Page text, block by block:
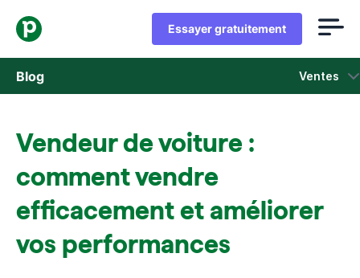
Essayer gratuitement
Blog Ventes
Actus Produit
Études de cas
S'ouvre dans une nouvelle fenêtre
Vendeur de voiture :
comment vendre
efficacement et améliorer
vos performances